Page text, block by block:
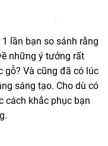
lần bạn so sánh rằng
những ý tưởng rất
Và cũng đã có lúc
sáng tạo. Cho dù có
cách khắc phục bạn